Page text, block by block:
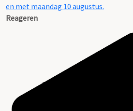
en met maandag 10 augustus.
Reageren